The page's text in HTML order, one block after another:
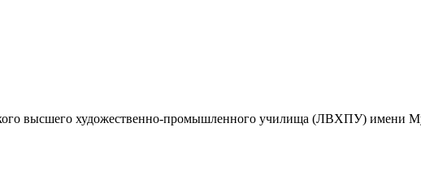
высшего художественно-промышленного училища (ЛВХПУ) имени